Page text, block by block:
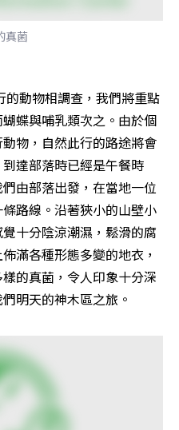
真菌
動物相調查，我們將重點
蝶與哺乳類次之。由於個
物，自然此行的路途將會
達部落時已經是午餐時
由部落出發，在當地一位
路線。沿著狹小的山壁小
十分陰涼潮濕，鬆滑的腐
滿各種形態多變的地衣，
的真菌，令人印象十分深
明天的神木區之旅。